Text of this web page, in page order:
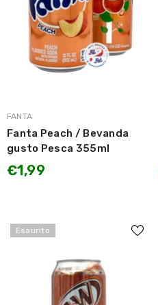
MARCA:
FANTA
Fanta Peach / Bevanda
gusto Pesca 355ml
€1,99
Esaurito